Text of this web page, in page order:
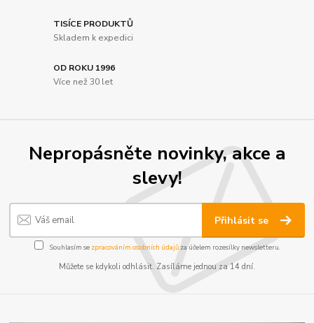
TISÍCE PRODUKTŮ
Skladem k expedici
OD ROKU 1996
Více než 30 let
Nepropásněte novinky, akce a
slevy!
Přihlásit se
Souhlasím se zpracováním osobních údajůza účelem rozesílky newsletteru.
Můžete se kdykoli odhlásit. Zasíláme jednou za 14 dní.